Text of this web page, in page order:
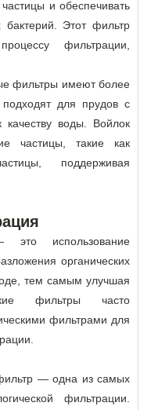
и обеспечивать
бактерий. Этот фильтр
фильтрации,
фильтры имеют более
для прудов с
воды. Войлок
частицы, такие как
поддерживая
это использование
органических
тем самым улучшая
фильтры часто
фильтрами для
— одна из самых
фильтрации.